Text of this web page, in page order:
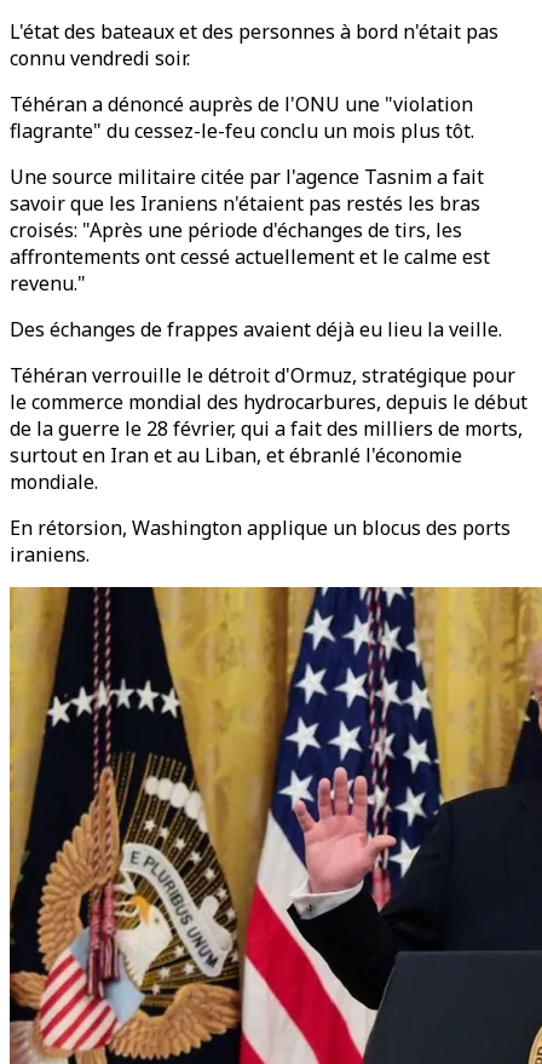
L'état des bateaux et des personnes à bord n'était pas
connu vendredi soir.
Téhéran a dénoncé auprès de l'ONU une "violation
flagrante" du cessez-le-feu conclu un mois plus tôt.
Une source militaire citée par l'agence Tasnim a fait
savoir que les Iraniens n'étaient pas restés les bras
croisés: "Après une période d'échanges de tirs, les
affrontements ont cessé actuellement et le calme est
revenu."
Des échanges de frappes avaient déjà eu lieu la veille.
Téhéran verrouille le détroit d'Ormuz, stratégique pour
le commerce mondial des hydrocarbures, depuis le début
de la guerre le 28 février, qui a fait des milliers de morts,
surtout en Iran et au Liban, et ébranlé l'économie
mondiale.
En rétorsion, Washington applique un blocus des ports
iraniens.